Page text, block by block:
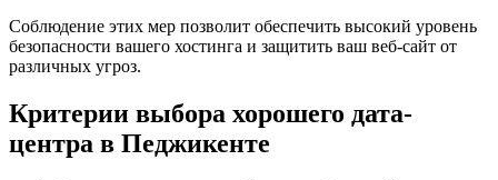
Соблюдение этих мер позволит обеспечить высокий уровень
безопасности вашего хостинга и защитить ваш веб-сайт от
различных угроз.
Критерии выбора хорошего дата-
центра в Педжикенте